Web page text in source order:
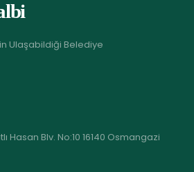
Ulaşabildiği Belediye
Hasan Blv. No:10 16140 Osmangazi